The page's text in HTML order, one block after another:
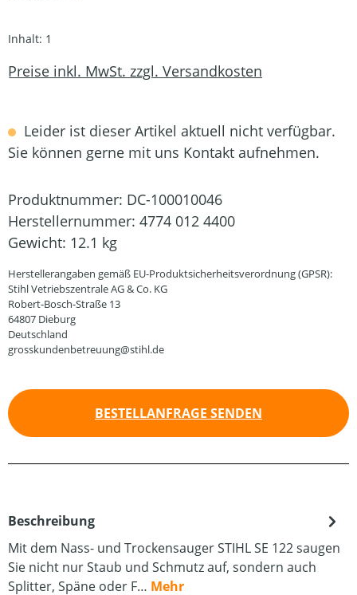
Inhalt: 1
Preise inkl. MwSt. zzgl. Versandkosten
Leider ist dieser Artikel aktuell nicht verfügbar.
Sie können gerne mit uns Kontakt aufnehmen.
Produktnummer: DC-100010046
Herstellernummer: 4774 012 4400
Gewicht: 12.1 kg
Herstellerangaben gemäß EU-Produktsicherheitsverordnung (GPSR):
Stihl Vetriebszentrale AG & Co. KG
Robert-Bosch-Straße 13
64807 Dieburg
Deutschland
grosskundenbetreuung@stihl.de
BESTELLANFRAGE SENDEN
Beschreibung
Mit dem Nass- und Trockensauger STIHL SE 122 saugen
Sie nicht nur Staub und Schmutz auf, sondern auch
Splitter, Späne oder F… Mehr